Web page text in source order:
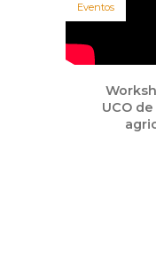
Eventos
UCO